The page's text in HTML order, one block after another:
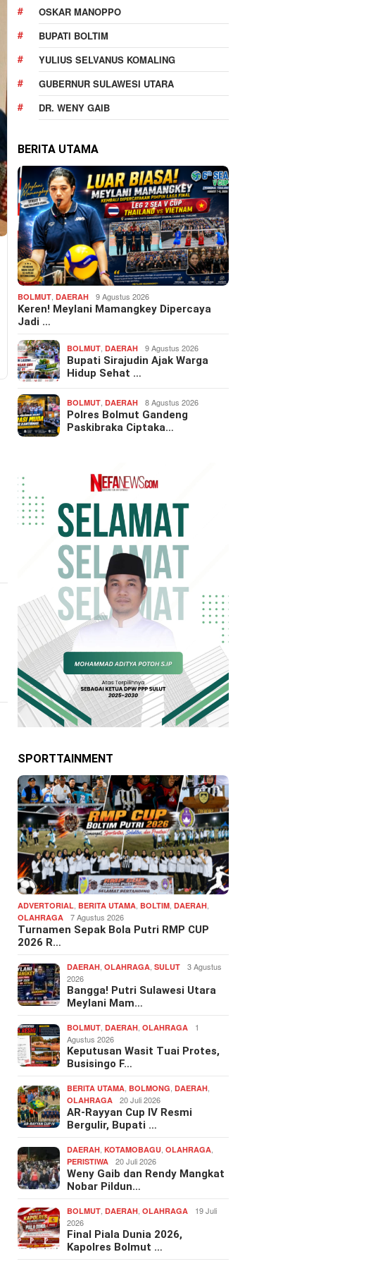
OSKAR MANOPPO
BUPATI BOLTIM
YULIUS SELVANUS KOMALING
GUBERNUR SULAWESI UTARA
DR. WENY GAIB
BERITA UTAMA
BOLMUT ,DAERAH 9 Agustus 2026
Keren! Meylani Mamangkey Dipercaya
Jadi …
BOLMUT ,DAERAH 9 Agustus 2026
Bupati Sirajudin Ajak Warga
Hidup Sehat …
BOLMUT ,DAERAH 8 Agustus 2026
Polres Bolmut Gandeng
Paskibraka Ciptaka…
SPORTTAINMENT
ADVERTORIAL, BERITA UTAMA, BOLTIM,DAERAH,
OLAHRAGA 7 Agustus 2026
Turnamen Sepak Bola Putri RMP CUP
2026 R…
DAERAH,OLAHRAGA,SULUT
3 Agustus
2026
Bangga! Putri Sulawesi Utara
Meylani Mam…
BOLMUT,DAERAH,OLAHRAGA
1
Agustus 2026
Keputusan Wasit Tuai Protes,
Busisingo F…
BERITA UTAMA, BOLMONG,DAERAH,
OLAHRAGA 20 Juli 2026
AR-Rayyan Cup IV Resmi
Bergulir, Bupati …
DAERAH,KOTAMOBAGU,OLAHRAGA,
PERISTIWA 20 Juli 2026
Weny Gaib dan Rendy Mangkat
Nobar Pildun…
BOLMUT,DAERAH,OLAHRAGA
19 Juli
2026
Final Piala Dunia 2026,
Kapolres Bolmut …